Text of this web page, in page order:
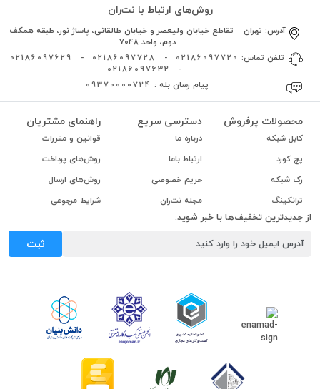
روش‌های ارتباط با نت‌ران
آدرس: تهران – تقاطع خیابان ولیعصر و خیابان طالقانی، پاساژ نور، طبقه همکف
دوم، واحد 7048
تلفن تماس: 02186097720
-
02186097728
-
02186097629
-
02186097632
پیام رسان بله : 09370000724
محصولات پرفروش
کابل شبکه
پچ کورد
رک شبکه
ترانکینگ
دسترسی سریع
درباره ما
ارتباط باما
حریم خصوصی
مجله نت‌ران
راهنمای مشتریان
قوانین و مقررات
روش‌های پرداخت
روش‌های ارسال
شرایط مرجوعی
از جدیدترین تخفیف‌ها با خبر شوید:
ثبت